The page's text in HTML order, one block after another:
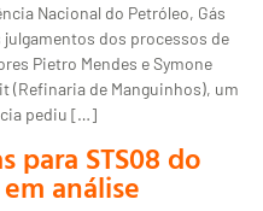
Nacional do Petróleo, Gás
dos processos de
Pietro Mendes e Symone
(Refinaria de Manguinhos), um
pediu […]
para STS08 do
análise